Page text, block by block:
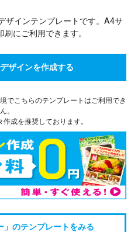
ザインテンプレートです。A4サ
にご利用できます。
ザインを作成する
でこちらのテンプレートはご利用でき
。
成を推奨しております。
」のテンプレートをみる